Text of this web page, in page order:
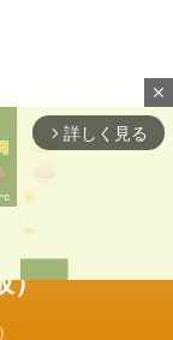
）
close
arrow_forward_ios 詳しく見る